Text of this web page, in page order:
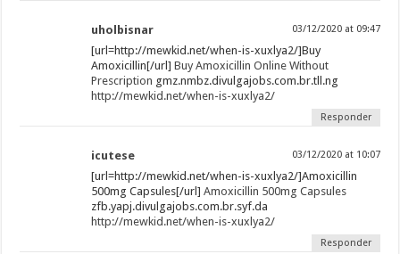
uholbisnar 03/12/2020 at 09:47
[url=http://mewkid.net/when-is-xuxlya2/]Buy
Amoxicillin[/url]Buy Amoxicillin Online Without
Prescription gmz.nmbz.divulgajobs.com.br.tll.ng
http://mewkid.net/when-is-xuxlya2/
Responder
icutese 03/12/2020 at 10:07
[url=http://mewkid.net/when-is-xuxlya2/]Amoxicillin
500mg Capsules[/url]Amoxicillin 500mg Capsules
zfb.yapj.divulgajobs.com.br.syf.da
http://mewkid.net/when-is-xuxlya2/
Responder